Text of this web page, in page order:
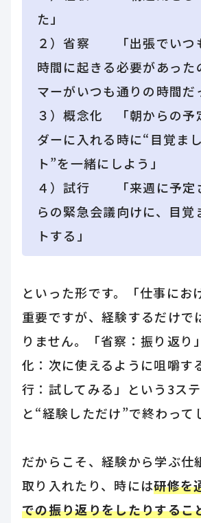
た」
２）省察 「出張でいつ
時間に起きる必要があった
マーがいつも通りの時間だ
３）概念化 「朝からの予
ダーに入れる時に“目覚ま
ト”を一緒にしよう」
４）試行 「来週に予定
らの緊急会議向けに、目覚
トする」
といった形です。「仕事にお
重要ですが、経験するだけで
りません。「省察：振り返
化：次に使えるように咀嚼
行：試してみる」という3ス
と“経験しただけ”で終わって
だからこそ、経験から学ぶ仕
取り入れたり、時には研修を
での振り返りをしたりするこ